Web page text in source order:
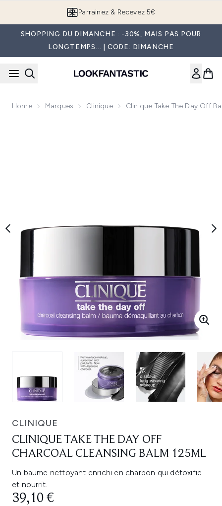
Parrainez & Recevez 5€
SHOPPING DU DIMANCHE : -30%, MAIS PAS POUR
LONGTEMPS... | CODE: DIMANCHE
Home Marques Clinique Clinique Take The Day Off
CLINIQUE
CLINIQUE TAKE THE DAY OFF
CHARCOAL CLEANSING BALM 125ML
Un baume nettoyant enrichi en charbon qui détoxifie
et nourrit.
39,10 €